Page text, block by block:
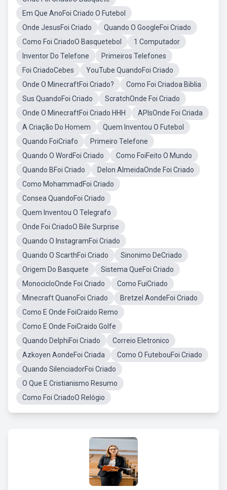
Em Que AnoFoi Criado O Futebol
Onde JesusFoi Criado
Quando O GoogleFoi Criado
Como Foi CriadoO Basquetebol
1 Computador
Inventor Do Telefone
Primeiros Telefones
Foi CriadoCebes
YouTube QuandoFoi Criado
Onde O MinecraftFoi Criado?
Como Foi Criadoa Biblia
Sus QuandoFoi Criado
ScratchOnde Foi Criado
Onde O MinecraftFoi Criado HHH
APIsOnde Foi Criada
A Criação Do Homem
Quem Inventou O Futebol
Quando FoiCriafo
Primeiro Telefone
Quando O WordFoi Criado
Como FoiFeito O Mundo
Quando BFoi Criado
Delon AlmeidaOnde Foi Criado
Como MohammadFoi Criado
Consea QuandoFoi Criado
Quem Inventou O Telegrafo
Onde Foi CriadoO Bile Surprise
Quando O InstagramFoi Criado
Quando O ScarthFoi Criado
Sinonimo DeCriado
Origem Do Basquete
Sistema QueFoi Criado
MonocicloOnde Foi Criado
Como FuiCriado
Minecraft QuanoFoi Criado
Bretzel AondeFoi Criado
Como E Onde FoiCraido Remo
Como E Onde FoiCraido Golfe
Quando DelphiFoi Criado
Correio Eletronico
Azkoyen AondeFoi Criada
Como O FutebouFoi Criado
Quando SilenciadorFoi Criado
O Que E Cristianismo Resumo
Como Foi CriadoO Relógio